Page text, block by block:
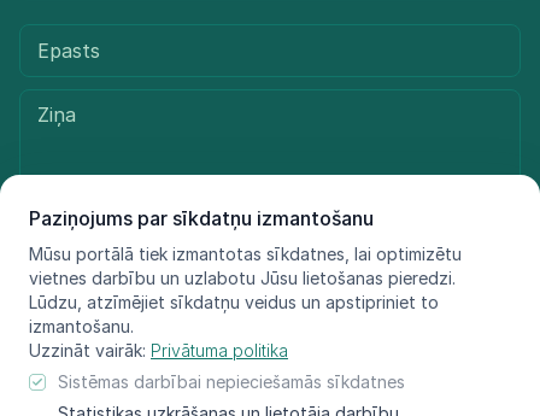
Paziņojums par sīkdatņu izmantošanu
Mūsu portālā tiek izmantotas sīkdatnes, lai optimizētu
vietnes darbību un uzlabotu Jūsu lietošanas pieredzi.
Lūdzu, atzīmējiet sīkdatņu veidus un apstipriniet to
izmantošanu.
Uzzināt vairāk: Privātuma politika
Sistēmas darbībai nepieciešamās sīkdatnes
Sūtīt ziņu